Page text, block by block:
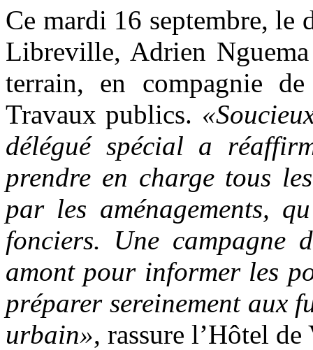
Ce mardi 16 septembre, le
Libreville, Adrien
terrain, en compagnie
Travaux publics.
délégué spécial a
prendre en charge tous
par les aménagements,
fonciers. Une campagne
amont pour informer les
préparer sereinement aux
urbain», rassure l’Hôtel